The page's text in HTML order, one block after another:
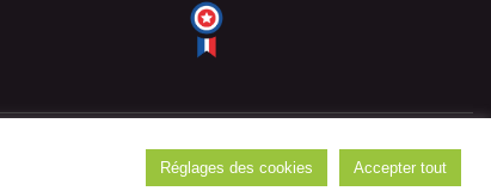
Réglages des cookies Accepter tout